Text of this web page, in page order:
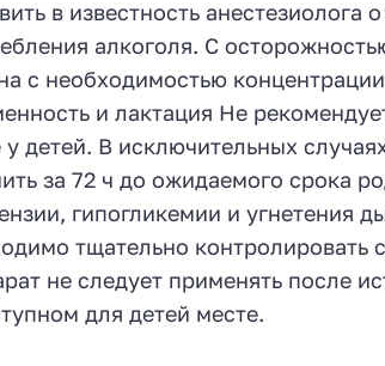
в известность
алкоголя. С
с необходимостью
и лактация Не
у детей. В исключительных
за 72 ч до ожидаемого срока
гипогликемии и угнетения
тщательно контролировать
не следует применять после
для детей месте.